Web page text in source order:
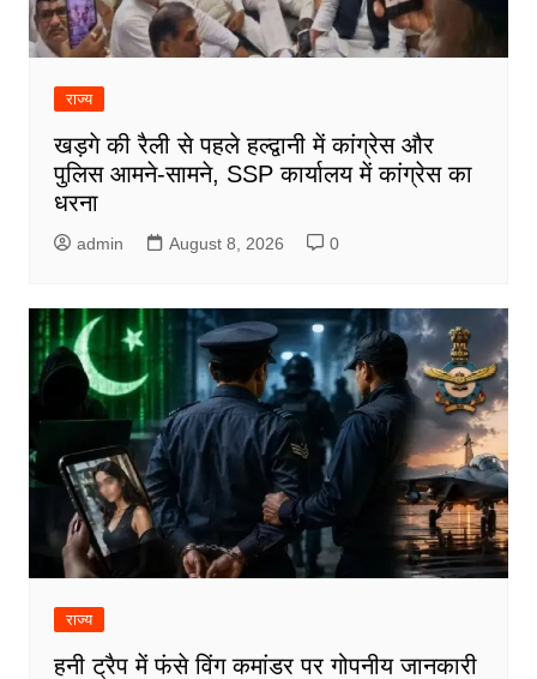
राज्य
खड़गे की रैली से पहले हल्द्वानी में कांग्रेस और
पुलिस आमने-सामने, SSP कार्यालय में कांग्रेस का
धरना
admin August 8, 2026 0
राज्य
हनी ट्रैप में फंसे विंग कमांडर पर गोपनीय जानकारी